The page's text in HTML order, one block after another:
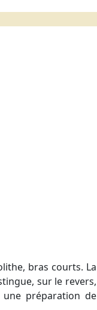
bras courts. La
sur le revers,
préparation de